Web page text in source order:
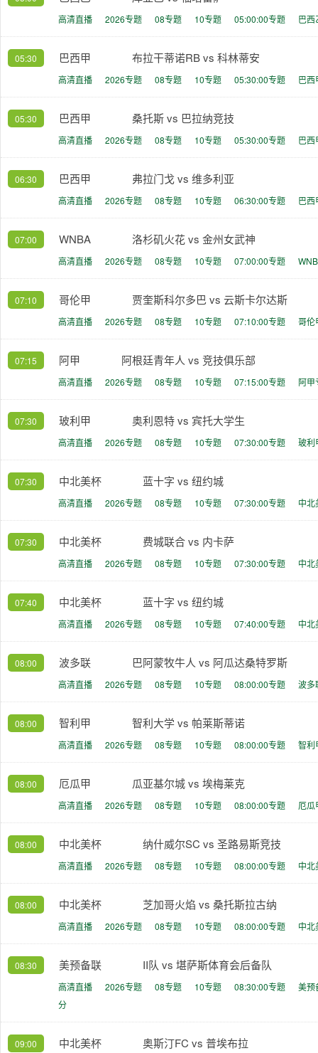
高清直播 2026专题 08专题 10专题 05:00:00专题 巴西
05:30 巴西甲 布拉干蒂诺RB vs 科林蒂安
高清直播 2026专题 08专题 10专题 05:30:00专题 巴西
05:30 巴西甲 桑托斯 vs 巴拉纳竞技
高清直播 2026专题 08专题 10专题 05:30:00专题 巴西
06:30 巴西甲 弗拉门戈 vs 维多利亚
高清直播 2026专题 08专题 10专题 06:30:00专题 巴西
07:00 WNBA 洛杉矶火花 vs 金州女武神
高清直播 2026专题 08专题 10专题 07:00:00专题
07:10 哥伦甲 贾奎斯科尔多巴 vs 云斯卡尔达斯
高清直播 2026专题 08专题 10专题 07:10:00专题 哥伦
07:15 阿甲 阿根廷青年人 vs 竞技俱乐部
高清直播 2026专题 08专题 10专题 07:15:00专题 阿甲
07:30 玻利甲 奥利恩特 vs 宾托大学生
高清直播 2026专题 08专题 10专题 07:30:00专题 玻利
07:30 中北美杯 蓝十字 vs 纽约城
高清直播 2026专题 08专题 10专题 07:30:00专题 中北
07:30 中北美杯 费城联合 vs 内卡萨
高清直播 2026专题 08专题 10专题 07:30:00专题 中北
07:40 中北美杯 蓝十字 vs 纽约城
高清直播 2026专题 08专题 10专题 07:40:00专题 中北
08:00 波多联 巴阿蒙牧牛人 vs 阿瓜达桑特罗斯
高清直播 2026专题 08专题 10专题 08:00:00专题 波多
08:00 智利甲 智利大学 vs 帕莱斯蒂诺
高清直播 2026专题 08专题 10专题 08:00:00专题 智利
08:00 厄瓜甲 瓜亚基尔城 vs 埃梅莱克
高清直播 2026专题 08专题 10专题 08:00:00专题 厄瓜
08:00 中北美杯 纳什威尔SC vs 圣路易斯竞技
高清直播 2026专题 08专题 10专题 08:00:00专题 中北
08:00 中北美杯 芝加哥火焰 vs 桑托斯拉古纳
高清直播 2026专题 08专题 10专题 08:00:00专题 中北
08:30 美预备联 II队 vs 堪萨斯体育会后备队
高清直播 2026专题 08专题 10专题 08:30:00专题
美预
分
09:00 中北美杯 奥斯汀FC vs 普埃布拉